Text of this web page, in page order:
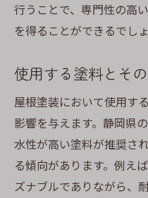
行うことで、専門性の高
を得ることができるでしょ
使用する塗料とそ
屋根塗装において使用す
影響を与えます。静岡県
水性が高い塗料が推奨さ
る傾向があります。例え
ズナブルでありながら、